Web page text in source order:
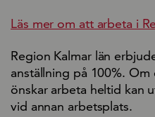
Läs mer om att arbeta i
Region Kalmar län
anställning på 100%.
önskar arbeta heltid kan
vid annan arbetsplats.